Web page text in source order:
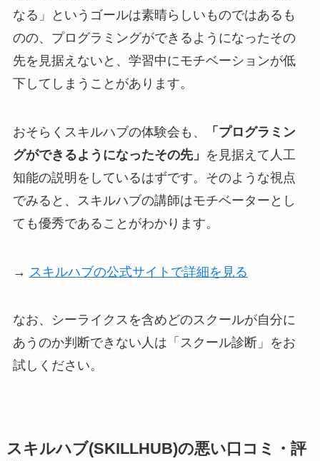
なる」というゴールは素晴らしいものではあるも
のの、プログラミングができるようになったその
先を見据えないと、学習中にモチベーションが低
下してしまうことがあります。
おそらくスキルハブの体験会も、
「プログラミン
グができるようになったその先」 を見据えて人工
知能の説明をしているはずです。そのような視点
でみると、スキルハブの講師はモチベーターとし
ても優秀であることがわかります。
→ スキルハブの公式サイトで詳細を見る
なお、シーライクスを含めどのスクールが自分に
あうのか判断できない人は「スクール診断」をお
試しください。
スキルハブ(SKILLHUB)の悪い口コミ・評